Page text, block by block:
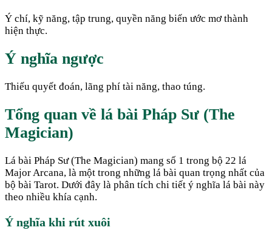
Ý chí, kỹ năng, tập trung, quyền năng biến ước mơ thành
hiện thực.
Ý nghĩa ngược
Thiếu quyết đoán, lãng phí tài năng, thao túng.
Tổng quan về lá bài Pháp Sư (The
Magician)
Lá bài Pháp Sư (The Magician) mang số 1 trong bộ 22 lá
Major Arcana, là một trong những lá bài quan trọng nhất của
bộ bài Tarot. Dưới đây là phân tích chi tiết ý nghĩa lá bài này
theo nhiều khía cạnh.
Ý nghĩa khi rút xuôi